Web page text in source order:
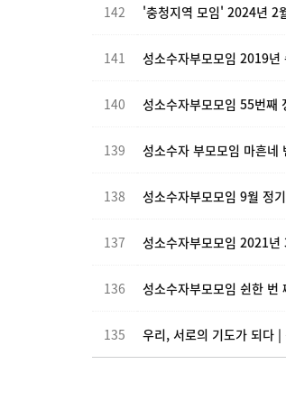
142 '충청지역 모임' 2024년 2
141 성소수자부모모임 2019년
140 성소수자부모모임 55번째
139 성소수자 부모모임 마흔네
138 성소수자부모모임 9월 정
137 성소수자부모모임 2021년
136 성소수자부모모임 쉰한 번
135 우리, 서로의 기도가 되다